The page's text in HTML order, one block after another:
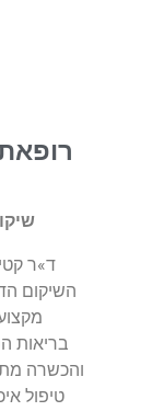
ד»ר
השיקום
בריאות
והכשרה
טיפול